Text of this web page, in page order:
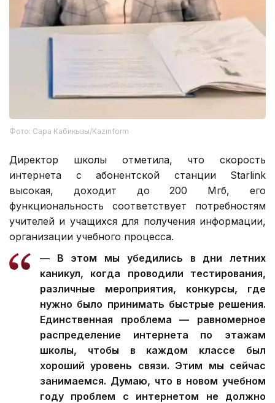
Фото: Сара Кабикызы/Kazinform
Директор школы отметила, что скорость
интернета с абонентской станции Starlink
высокая, доходит до 200 Мгб, его
функциональность соответствует потребностям
учителей и учащихся для получения информации,
организации учебного процесса.
— В этом мы убедились в дни летних
каникул, когда проводили тестирования,
различные мероприятия, конкурсы, где
нужно было принимать быстрые решения.
Единственная проблема — равномерное
распределение интернета по этажам
школы, чтобы в каждом классе был
хороший уровень связи. Этим мы сейчас
занимаемся. Думаю, что в новом учебном
году проблем с интернетом не должно